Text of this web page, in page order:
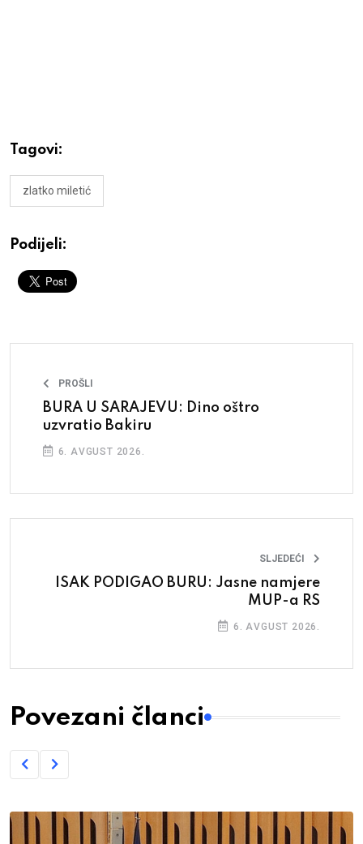
Tagovi:
zlatko miletić
Podijeli:
PROŠLI
BURA U SARAJEVU: Dino oštro
uzvratio Bakiru
6. AVGUST 2026.
SLJEDEĆI
ISAK PODIGAO BURU: Jasne namjere
MUP-a RS
6. AVGUST 2026.
Povezani članci